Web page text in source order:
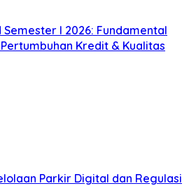
Semester I 2026: Fundamental
Kredit & Kualitas
Parkir Digital dan Regulasi